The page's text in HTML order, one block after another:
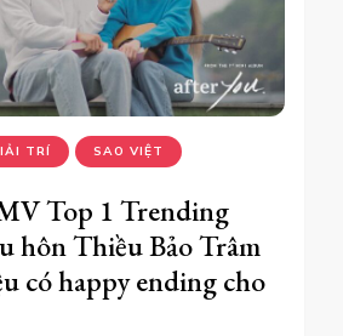
TRÍ SAO VIỆT
Top 1 Trending
hôn Thiều Bảo Trâm
có happy ending cho